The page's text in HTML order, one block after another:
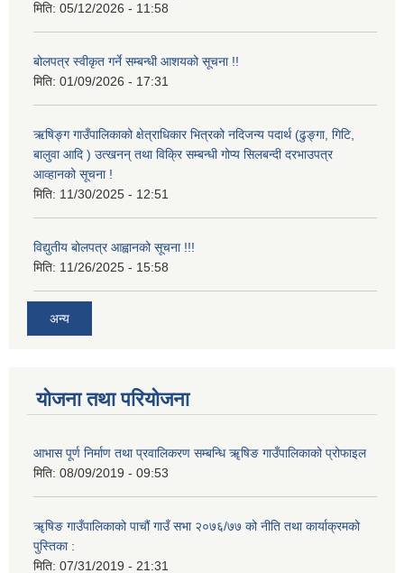
मिति: 05/12/2026 - 11:58
बोलपत्र स्वीकृत गर्ने सम्बन्धी आशयको सूचना !!
मिति: 01/09/2026 - 17:31
ऋषिङ्ग गाउँपालिकाको क्षेत्राधिकार भित्रको नदिजन्य पदार्थ (ढुङ्गा, गिटि,
बालुवा आदि ) उत्खनन् तथा विक्रि सम्बन्धी गोप्य सिलबन्दी दरभाउपत्र
आव्हानको सूचना !
मिति: 11/30/2025 - 12:51
विद्युतीय बोलपत्र आह्वानको सूचना !!!
मिति: 11/26/2025 - 15:58
अन्य
योजना तथा परियोजना
आभास पूर्ण निर्माण तथा प्रवालिकरण सम्बन्धि ॠषिङ गाउँपालिकाको प्रोफाइल
मिति: 08/09/2019 - 09:53
ॠषिङ गाउँपालिकाको पाचौं गाउँ सभा २०७६/७७ को नीति तथा कार्याक्रमको
पुस्तिका :
मिति: 07/31/2019 - 21:31